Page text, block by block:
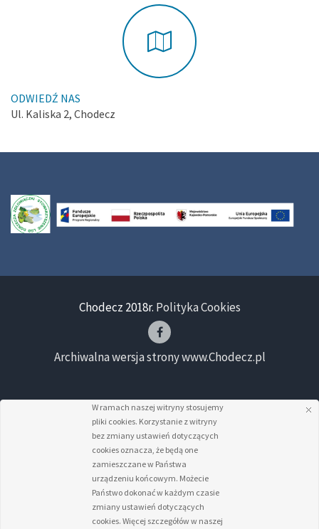
ODWIEDŹ NAS
Ul. Kaliska 2, Chodecz
Chodecz 2018r. Polityka Cookies
Archiwalna wersja strony www.Chodecz.pl
W ramach naszej witryny stosujemy
pliki cookies. Korzystanie z witryny
bez zmiany ustawień dotyczących
cookies oznacza, że będą one
zamieszczane w Państwa
urządzeniu końcowym. Możecie
Państwo dokonać w każdym czasie
zmiany ustawień dotyczących
cookies. Więcej szczegółów w naszej